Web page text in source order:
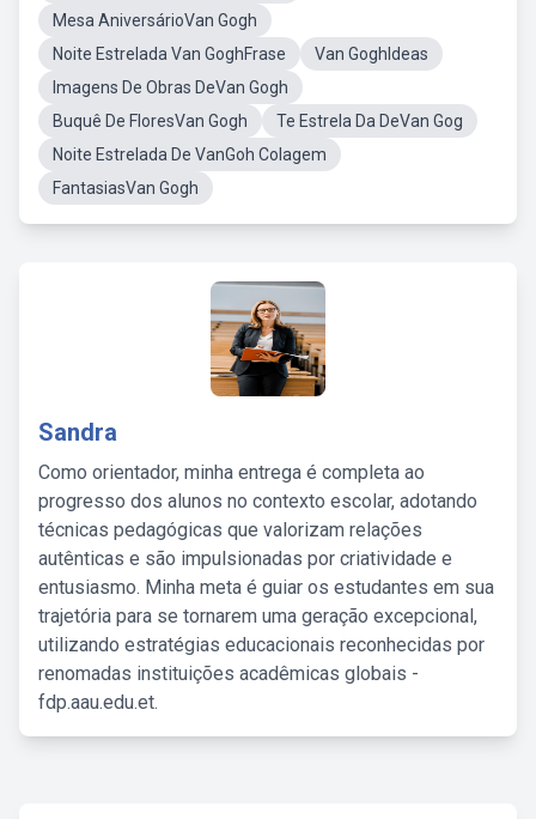
Mesa AniversárioVan Gogh
Noite Estrelada Van GoghFrase
Van GoghIdeas
Imagens De Obras DeVan Gogh
Buquê De FloresVan Gogh
Te Estrela Da DeVan Gog
Noite Estrelada De VanGoh Colagem
FantasiasVan Gogh
Sandra
Como orientador, minha entrega é completa ao
progresso dos alunos no contexto escolar, adotando
técnicas pedagógicas que valorizam relações
autênticas e são impulsionadas por criatividade e
entusiasmo. Minha meta é guiar os estudantes em sua
trajetória para se tornarem uma geração excepcional,
utilizando estratégias educacionais reconhecidas por
renomadas instituições acadêmicas globais -
fdp.aau.edu.et.